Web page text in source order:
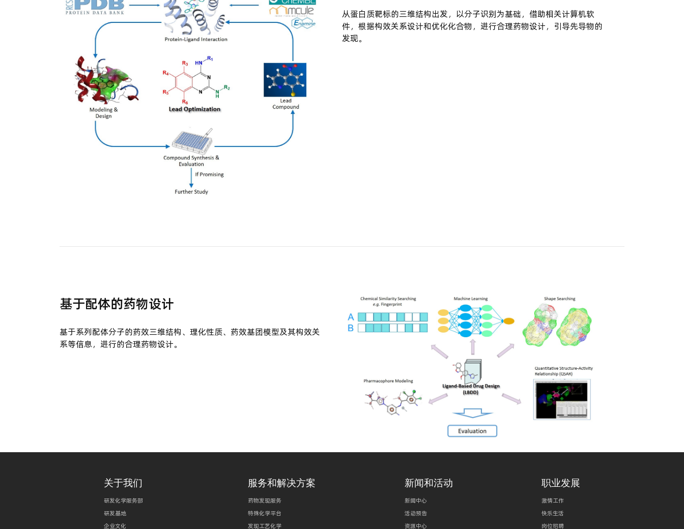
从蛋白质靶标的三维结构出发，以分子识别为基础，借助相关计算机软
件，根据构效关系设计和优化化合物，进行合理药物设计，引导先导物的
发现。
基于配体的药物设计
基于系列配体分子的药效三维结构、理化性质、药效基团模型及其构效关
系等信息，进行的合理药物设计。
关于我们
研发化学服务部
研发基地
企业文化
服务和解决方案
药物发现服务
特殊化学平台
发现工艺化学
新闻和活动
新闻中心
活动预告
资源中心
职业发展
激情工作
快乐生活
岗位招聘